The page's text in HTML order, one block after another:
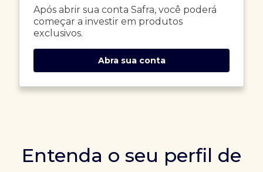
Após abrir sua conta Safra, você poderá
começar a investir em produtos
exclusivos.
Abra sua conta
Entenda o seu perfil de